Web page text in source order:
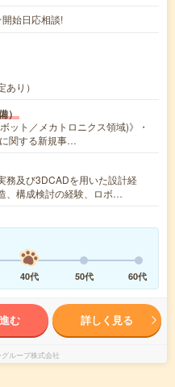
始日応相談!
り）
）
ット／メカトロニクス領域)》・
関する新規事…
務及び3DCADを用いた設計経
、構成検討の経験、ロボ…
40代 50代 60代
む 詳しく見る
ループ株式会社